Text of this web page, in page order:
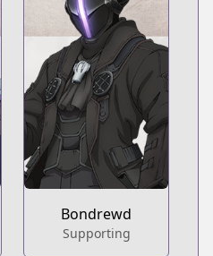
Bondrewd
Supporting